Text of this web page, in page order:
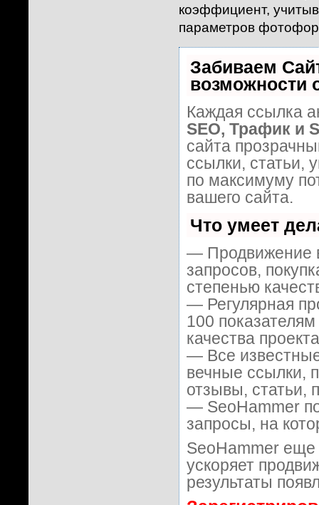
коэффициент,
параметров
Забиваем
возможности
Каждая ссылка
SEO, Трафик и
сайта
ссылки, статьи,
по максимуму
вашего сайта.
Что умеет
— Продвижение
запросов,
степенью
— Регулярная
100
качества
— Все
вечные ссылки,
отзывы, статьи,
— SeoHammer
запросы, на
SeoHammer еще
ускоряет
результаты